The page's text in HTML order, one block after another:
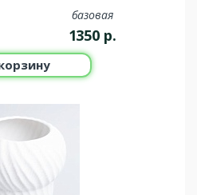
базовая
1350 р.